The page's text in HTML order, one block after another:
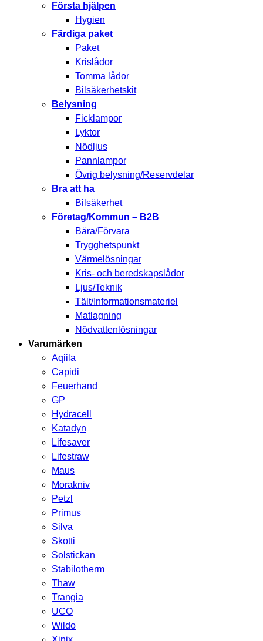
Första hjälpen
Hygien
Färdiga paket
Paket
Krislådor
Tomma lådor
Bilsäkerhetskit
Belysning
Ficklampor
Lyktor
Nödljus
Pannlampor
Övrig belysning/Reservdelar
Bra att ha
Bilsäkerhet
Företag/Kommun – B2B
Bära/Förvara
Trygghetspunkt
Värmelösningar
Kris- och beredskapslådor
Ljus/Teknik
Tält/Informationsmateriel
Matlagning
Nödvattenlösningar
Varumärken
Aqiila
Capidi
Feuerhand
GP
Hydracell
Katadyn
Lifesaver
Lifestraw
Maus
Morakniv
Petzl
Primus
Silva
Skotti
Solstickan
Stabilotherm
Thaw
Trangia
UCO
Wildo